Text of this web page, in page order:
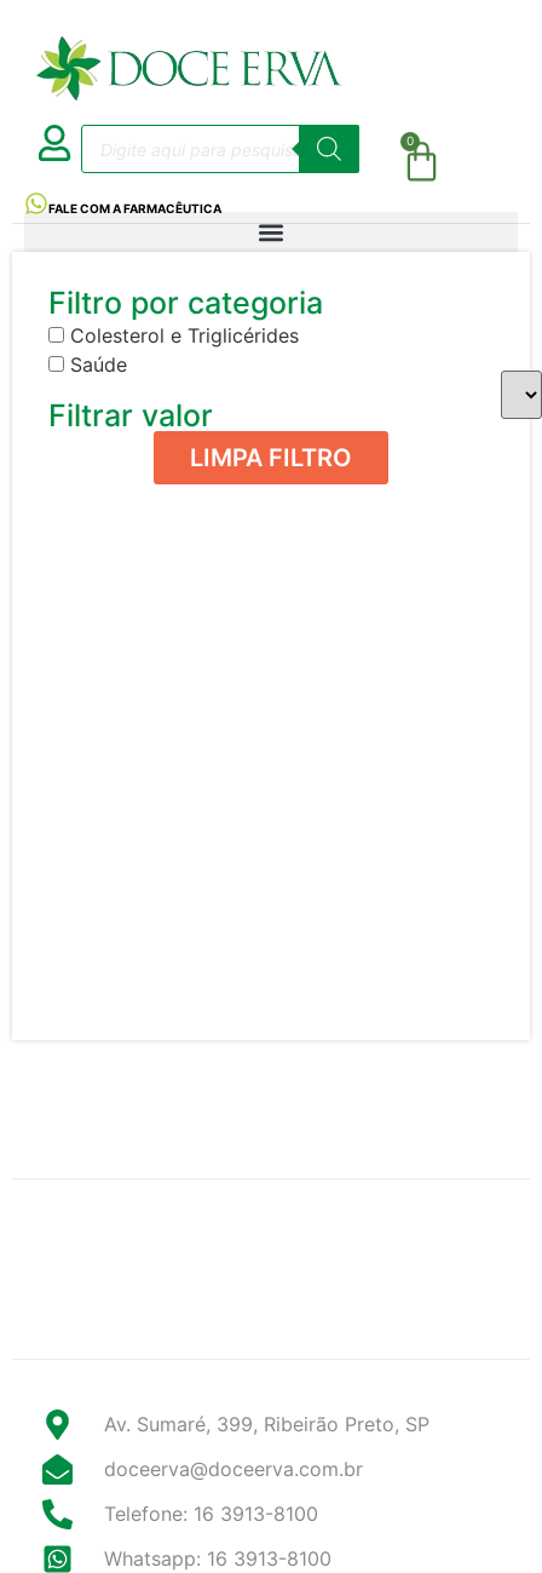
0
FALE COM A FARMACÊUTICA
Filtro por categoria
Colesterol e Triglicérides
Saúde
Filtrar valor
LIMPA FILTRO
Av. Sumaré, 399, Ribeirão Preto, SP
doceerva@doceerva.com.br
Telefone: 16 3913-8100
Whatsapp: 16 3913-8100